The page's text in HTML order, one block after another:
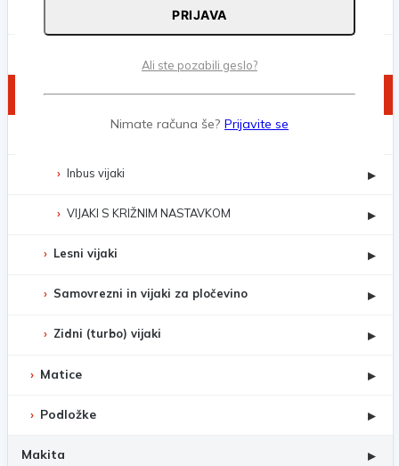
Črni celi navoj DIN 933
Črni fini celi navoj DIN 961
Črni fini delni navoj DIN 960
Inbus vijaki ▸
VIJAKI S KRIŽNIM NASTAVKOM ▸
Lesni vijaki ▸
Samovrezni in vijaki za pločevino ▸
Zidni (turbo) vijaki ▸
Matice ▸
Podložke ▸
Makita ▸
PRIJAVA
Ali ste pozabili geslo?
Nimate računa še? Prijavite se